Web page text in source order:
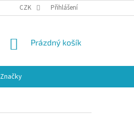
CZK Přihlášení
NÁKUPNÍ
Prázdný košík
Značky